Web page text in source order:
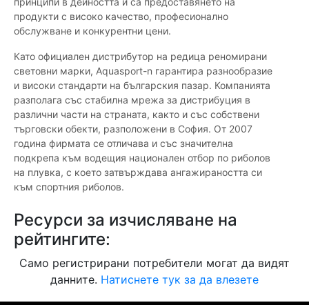
продукти с високо качество, професионално
обслужване и конкурентни цени.
Като официален дистрибутор на редица реномирани
световни марки, Aquasport-n гарантира разнообразие
и високи стандарти на българския пазар. Компанията
разполага със стабилна мрежа за дистрибуция в
различни части на страната, както и със собствени
търговски обекти, разположени в София. От 2007
година фирмата се отличава и със значителна
подкрепа към водещия национален отбор по риболов
на плувка, с което затвърждава ангажираността си
към спортния риболов.
Ресурси за изчисляване на
рейтингите:
Само регистрирани потребители могат да видят
данните. Натиснете тук за да влезете